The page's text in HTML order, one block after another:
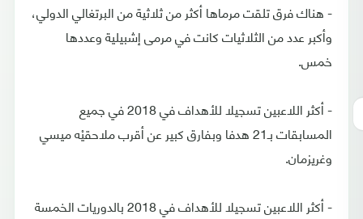
- هناك فرق تلقت مرماها أكثر من ثلاثية من البرتغالي الدولي،
وأكبر عدد من الثلاثيات كانت في مرمى إشبيلية وعددها
خمس.
- أكثر اللاعبين تسجيلا للأهداف في 2018 في جميع
المسابقات بـ21 هدفا وبفارق كبير عن أقرب ملاحقيْه ميسي
وغريزمان.
- أكثر اللاعبين تسجيلا للأهداف في 2018 بالدوريات الخمسة